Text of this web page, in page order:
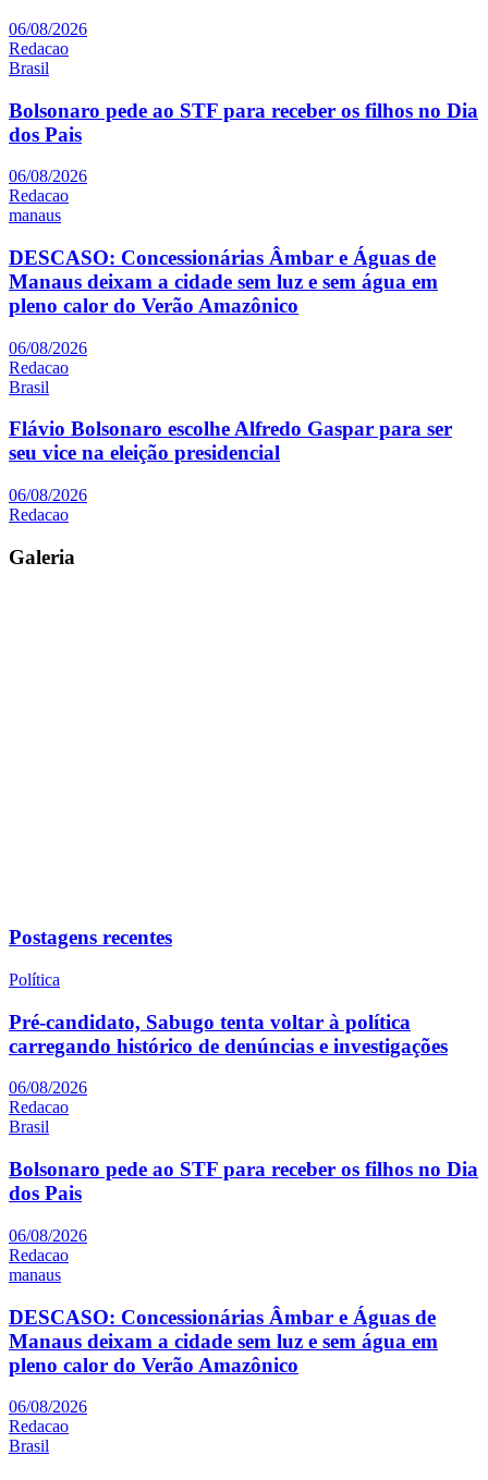
06/08/2026
Redacao
Brasil
Bolsonaro pede ao STF para receber os filhos no Dia
dos Pais
06/08/2026
Redacao
manaus
DESCASO: Concessionárias Âmbar e Águas de
Manaus deixam a cidade sem luz e sem água em
pleno calor do Verão Amazônico
06/08/2026
Redacao
Brasil
Flávio Bolsonaro escolhe Alfredo Gaspar para ser
seu vice na eleição presidencial
06/08/2026
Redacao
Galeria
Postagens recentes
Política
Pré-candidato, Sabugo tenta voltar à política
carregando histórico de denúncias e investigações
06/08/2026
Redacao
Brasil
Bolsonaro pede ao STF para receber os filhos no Dia
dos Pais
06/08/2026
Redacao
manaus
DESCASO: Concessionárias Âmbar e Águas de
Manaus deixam a cidade sem luz e sem água em
pleno calor do Verão Amazônico
06/08/2026
Redacao
Brasil